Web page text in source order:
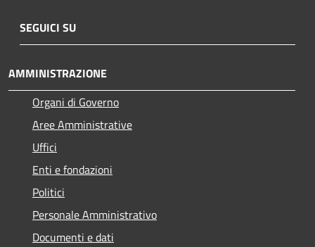
SEGUICI SU
AMMINISTRAZIONE
Organi di Governo
Aree Amministrative
Uffici
Enti e fondazioni
Politici
Personale Amministrativo
Documenti e dati